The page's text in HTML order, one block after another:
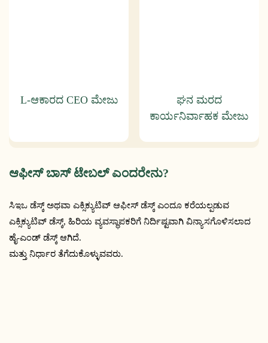
L-ಆಕಾರದ CEO ಮೇಜು
ಘನ ಮರದ
ಕಾರ್ಯನಿರ್ವಾಹಕ ಮೇಜು
ಆಫೀಸ್ ಬಾಸ್ ಟೇಬಲ್ ಎಂದರೇನು?
ಸಿಇಒ ಡೆಸ್ಕ್ ಅಥವಾ ಎಕ್ಸಿಕ್ಯುಟಿವ್ ಆಫೀಸ್ ಡೆಸ್ಕ್ ಎಂದೂ ಕರೆಯಲ್ಪಡುವ
ಎಕ್ಸಿಕ್ಯುಟಿವ್ ಡೆಸ್ಕ್, ಹಿರಿಯ ವ್ಯವಸ್ಥಾಪಕರಿಗೆ ನಿರ್ದಿಷ್ಟವಾಗಿ ವಿನ್ಯಾಸಗೊಳಿಸಲಾದ
ಹೈ-ಎಂಡ್ ಡೆಸ್ಕ್ ಆಗಿದೆ.
ಮತ್ತು ನಿರ್ಧಾರ ತೆಗೆದುಕೊಳ್ಳುವವರು.